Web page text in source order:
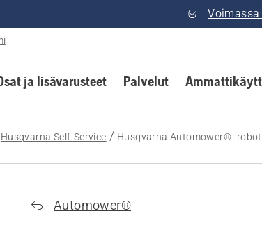
ja lisävarusteet Palvelut
Husqvarna Self-Service Husqvarna Automower® -
Automower®